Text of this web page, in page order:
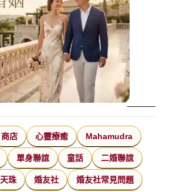
商店 心靈療癒 Mahamudra
單身聯誼 童話 二婚聯誼
天珠 婚友社 婚友社常見問題